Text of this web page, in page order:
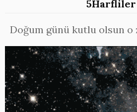
5Harfliler
Doğum günü kutlu olsun o